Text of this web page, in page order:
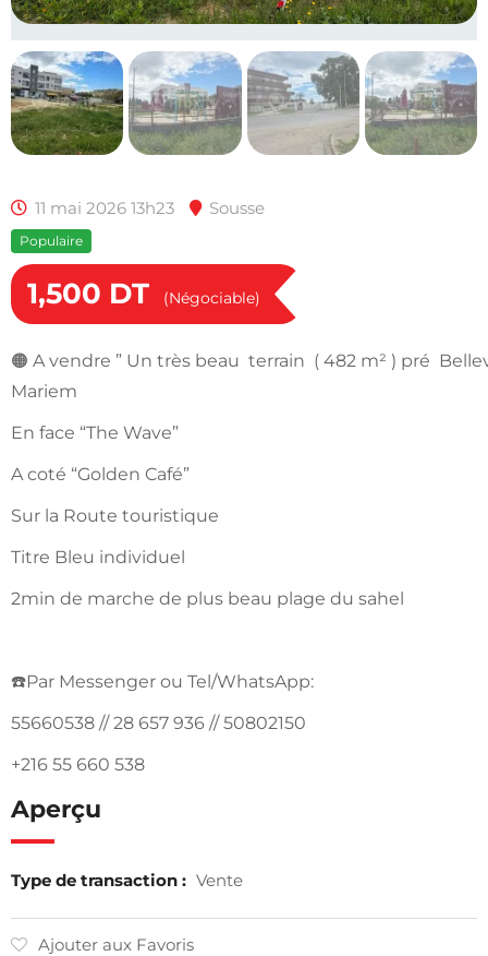
11 mai 2026 13h23 Sousse
Populaire
1,500 DT (Négociable)
🟠 A vendre ” Un très beau terrain ( 482 m² ) pré
Mariem
En face “The Wave”
A coté “Golden Café”
Sur la Route touristique
Titre Bleu individuel
2min de marche de plus beau plage du sahel
☎️Par Messenger ou Tel/WhatsApp:
55660538 // 28 657 936 // 50802150
+216 55 660 538
Aperçu
Type de transaction : Vente
Ajouter aux Favoris